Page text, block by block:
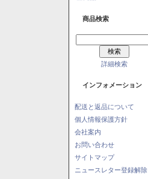
商品検索
詳細検索
インフォメーション
配送と返品について
個人情報保護方針
会社案内
お問い合わせ
サイトマップ
ニュースレター登録解除